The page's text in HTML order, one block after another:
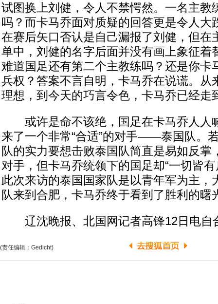
试图换上刘健，令人不禁愕然。一名主教
吗？而卡马乔面对质疑的回答更是令人大
在赛后矢口否认是自己漏报了刘健，但在
单中，刘健的名字后面并没有画上象征着
难道国足还有第二个主教练吗？还是你卡
兵权？答案不言自明，卡马乔在说谎。从
理想，到今天的巧言令色，卡马乔已经走
或许是命不该绝，国足在卡马乔人人
来了一个非常“合适”的对手——泰国队。
队的实力要想击败泰国队简直是易如反掌
对手，但卡马乔统领下的国足却“一切皆
此次来访的泰国国家队是以青年军为主，
队来到合肥，卡马乔终于看到了胜利的曙
辽沈晚报、北国网记者高锋12日电自
(责任编辑：Gedicht)